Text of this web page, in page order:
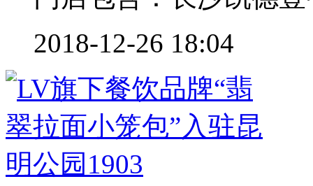
2018-12-26 18:04